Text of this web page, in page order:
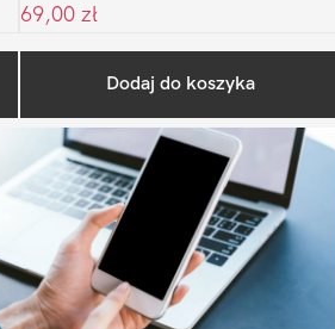
69,00 zł
Dodaj do koszyka